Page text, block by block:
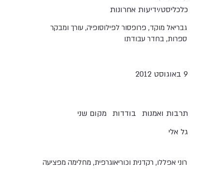
כלכליסט/ידיעות אחרונות
גבריאל מוקד, פרופסור לפילוסופיה, עורך ומבקר
ספרות, בחדר עבודתו
9 ‎באוגוסט 2012
מקום שני בודדות תרבות ואמנות
גל אלי
רוני אפללו, רקדנית וכוריאוגרפית, מחלימה מפציעה